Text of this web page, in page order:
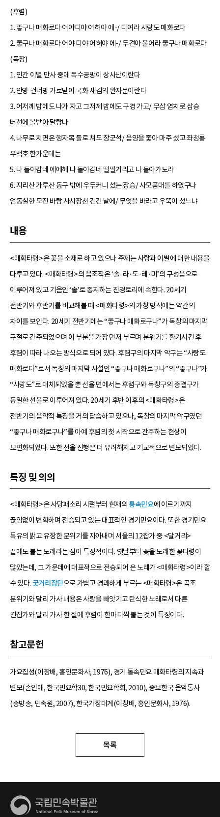
(후렴)
1. 좋구나 매화로다 어야디야 어허야 에-/ 디여라 사랑도 매화로다
2. 좋구나 매화로다 어야 디야 어허야 에-/ 두견아 울어라 좋구나 매화로다
(독창)
1. 인간 이별 만사 중에 독수공방이 상사난이란다
2. 안방 건너방 가로닫이 국화 새김의 완자문이란다
3. 어저께 밤에도 나가 자고 그저께 밤에도 구경 가고/ 무삼 염치로 삼승
버선에 볼받아 달람나
4. 나무로 치면은 행자목 돌로 쳐도 장군석/ 음양을 좇아 마주 섰고 좌청룡
우백호 한가운데는
5. 나 돌아감네 에에헤 나 돌아감네 떨떨거리고 나 돌아가노라
6. 지리산 가루산 동구 밖에 우두커니 섰는 장승/ 사모품대를 하였구나
엄동설한 모진 바람 사시장천 긴긴 날에/ 무엇을 바라고 우뚝이 섰느냐
내용
<매화타령>은 꽃을 소재로 하고 있으나 주제는 사랑과 이별에 대한 내용을
다루고 있다. <매화타령>의 음조직은 ‘솔·라·도·레·미’의 구성음으로
이루어져 있고 기음인 ‘솔’로 종지하는 진경토리에 속한다. 20세기
전반기와 후반기를 비교해볼 때 <매화타령>의 가창 방식에는 약간의
차이를 보인다. 20세기 전반기에는 “좋구나 매화로구나”가 독창의 마지막
구절로 간주되었으며 이 부분을 가장 먼저 부르며 분위기를 환기시킨 후
후렴이 따라 나오는 방식으로 되어 있다. 후렴구의 마지막 악구는 “사랑도
매화로다”로서 독창의 마지막 사설인 “좋구나 매화로구나”의 “좋구나”가
“사랑도”로 대체되었을 뿐 선율 면에서는 후렴구와 독창구의 종결구가
동일한 선율로 이루어져 있다. 20세기 후반 이후의 <매화타령>은
전반기의 음악적 특징을 거의 답습하고 있으나, 독창의 마지막 악구였던
“좋구나 매화로구나”를 아예 후렴의 첫 시작으로 간주하는 현상이
보편화되었다. 또한 선율 진행은 더 유려해지고 기교적으로 변모되었다.
특징 및 의의
<매화타령>은 사당패소리 시절부터 현재의 통속민요에 이르기까지
끊임없이 변화하며 전승되고 있는 대표적인 경기민요이다. 또한 경기민요
특유의 밝고 유장한 분위기를 자아내며 서울의 12잡가 중 <달거리>
끝에도 붙는 노래라는 점이 특징적이다. 옛날부터 꽃을 노래한 꽃타령이
많았는데, 그 가운데에 대표적으로 전승되어 온 노래가 <매화타령>이라 할
수 있다. 굿거리장단으로 가볍고 경쾌하게 부르는 <매화타령>은 곡조
분위기와 달리 가사 내용은 사랑을 빼앗기고 탄식한 노래로서 다른
긴잡가와 달리 가사 한 절에 후렴이 한마디씩 붙는 것이 특징이다.
참고문헌
가요집성(이창배, 홍인문화사, 1976), 경기 통속민요 매화타령의 지속과
변모(손인애, 한국민요학30, 한국민요학회, 2010), 증보한국 음악통사
(송방송, 민속원, 2007), 한국가창대계(이창배, 홍인문화사, 1976).
목록